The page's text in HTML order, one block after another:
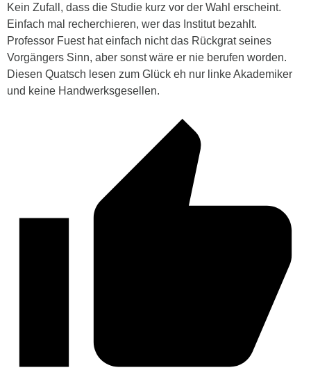
Kein Zufall, dass die Studie kurz vor der Wahl erscheint.
Einfach mal recherchieren, wer das Institut bezahlt.
Professor Fuest hat einfach nicht das Rückgrat seines
Vorgängers Sinn, aber sonst wäre er nie berufen worden.
Diesen Quatsch lesen zum Glück eh nur linke Akademiker
und keine Handwerksgesellen.